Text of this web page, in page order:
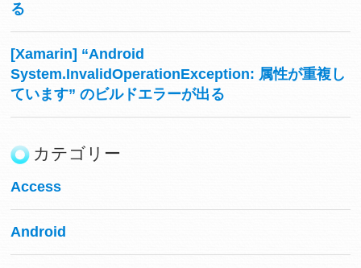
る
[Xamarin] “Android
System.InvalidOperationException: 属性が重複し
ています” のビルドエラーが出る
カテゴリー
Access
Android